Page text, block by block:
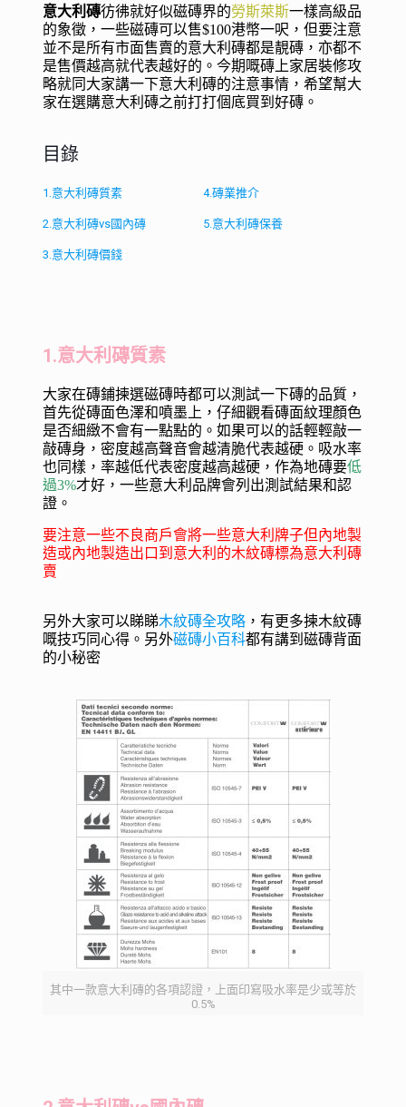
意大利磚彷彿就好似磁磚界的勞斯萊斯一樣高級品
的象徵，一些磁磚可以售$100港幣一呎，但要注意
並不是所有市面售賣的意大利磚都是靚磚，亦都不
是售價越高就代表越好的。今期嘅磚上家居裝修攻
略就同大家講一下意大利磚的注意事情，希望幫大
家在選購意大利磚之前打打個底買到好磚。
目錄
1.意大利磚質素
2.意大利磚vs國內磚
3.意大利磚價錢
4.磚業推介
5.意大利磚保養
1.意大利磚質素
大家在磚鋪揀選磁磚時都可以測試一下磚的品質，
首先從磚面色澤和噴墨上，仔細觀看磚面紋理顏色
是否細緻不會有一點點的。如果可以的話輕輕敲一
敲磚身，密度越高聲音會越清脆代表越硬。吸水率
也同樣，率越低代表密度越高越硬，作為地磚要低
過3%才好，一些意大利品牌會列出測試結果和認
證。
要注意一些不良商戶會將一些意大利牌子但內地製
造或內地製造出口到意大利的木紋磚標為意大利磚
賣
另外大家可以睇睇木紋磚全攻略，有更多揀木紋磚
嘅技巧同心得。另外磁磚小百科都有講到磁磚背面
的小秘密
其中一款意大利磚的各項認證，上面印寫吸水率是少或等於
0.5%